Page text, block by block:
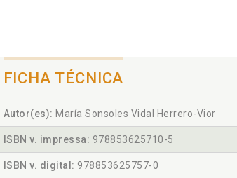
FICHA TÉCNICA
Autor(es): María Sonsoles Vidal Herrero-Vior
ISBN v. impressa: 978853625710-5
ISBN v. digital: 978853625757-0